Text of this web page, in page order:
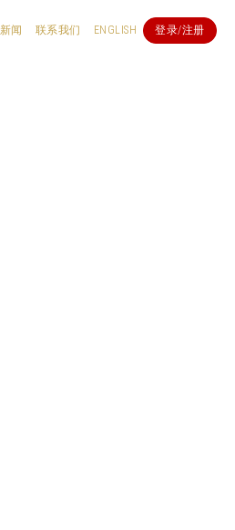
新闻 联系我们 ENGLISH 登录/注册